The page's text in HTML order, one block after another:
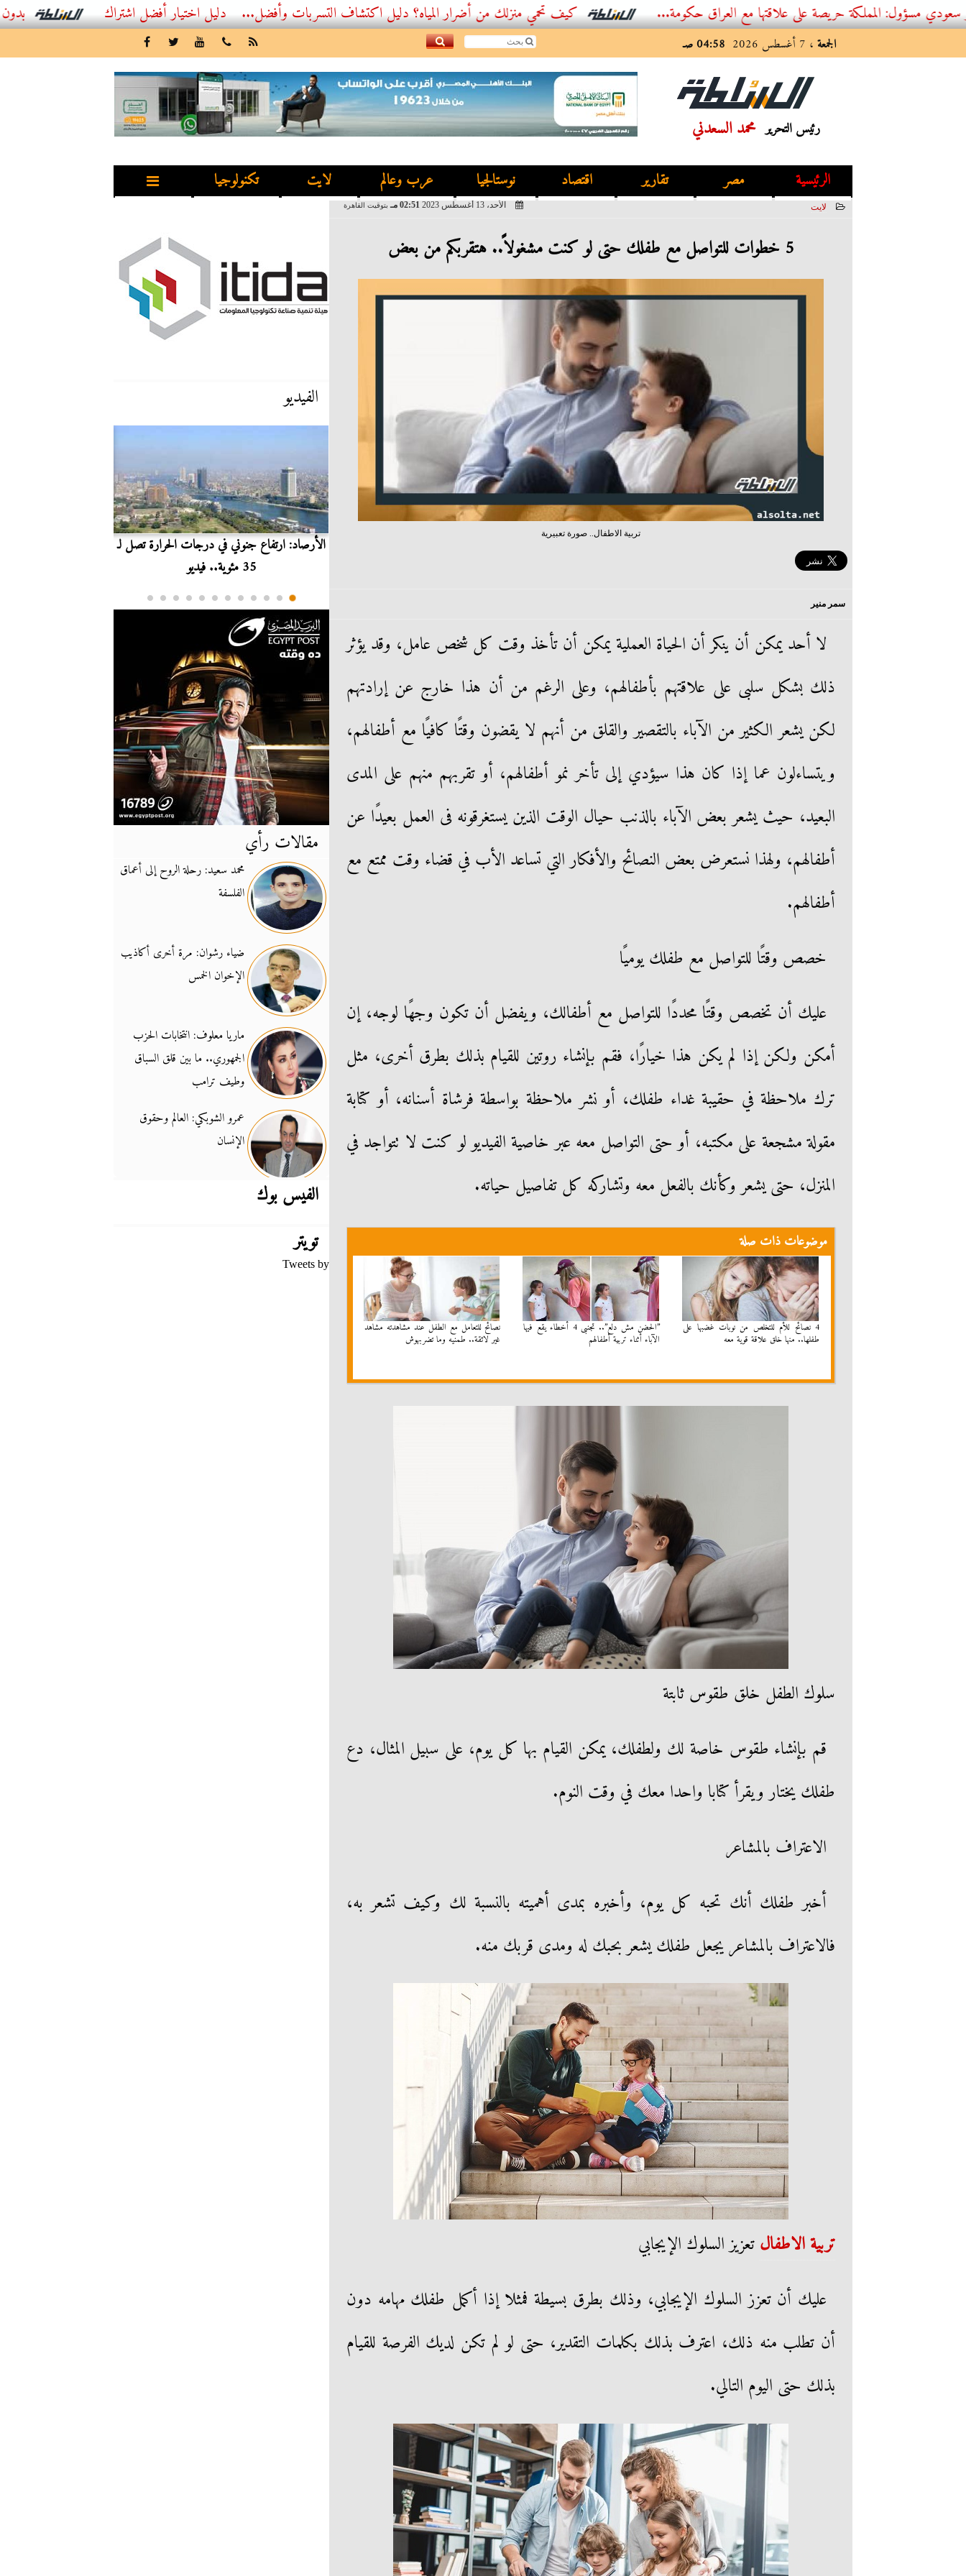
أفضل اشتراك IPTV بدون تقطيع 2026 – دليل المشاهد العصري حريصة على علاقتها مع العراق حكومة... كيف تحمي منزلك من أضرار المياه؟ دليل اكتشاف التسربات وأفضل...
الجمعة ، 7 أغسطس 2026 04:58 صـ
رئيس التحرير محمد السعدني
الرئيسية مصر تقارير اقتصاد نوستالجيا عرب وعالم لايت تكنولوجيا
لايت الأحد، 13 أغسطس 2023 02:51 مـ بتوقيت القاهرة
5 خطوات للتواصل مع طفلك حتى لو كنت مشغولاً.. هتقربكم من بعض
تربية الاطفال.. صورة تعبيرية
سمر منير
لا أحد يمكن أن ينكر أن الحياة العملية يمكن أن تأخذ وقت كل شخص عامل، وقد يؤثر
ذلك بشكل سلبى على علاقتهم بأطفالهم، وعلى الرغم من أن هذا خارج عن إرادتهم
لكن يشعر الكثير من الآباء بالتقصير والقلق من أنهم لا يقضون وقتًا كافيًا مع أطفالهم،
ويتساءلون عما إذا كان هذا سيؤدي إلى تأخر نمو أطفالهم، أو تقربهم منهم على المدى
البعيد، حيث يشعر بعض الآباء بالذنب حيال الوقت الذين يستغرقونه فى العمل بعيدًا عن
أطفالهم، ولهذا نستعرض بعض النصائح والأفكار التي تساعد الأب في قضاء وقت ممتع مع
أطفالهم.
خصص وقتًا للتواصل مع طفلك يوميًا
عليك أن تخصص وقتًا محددًا للتواصل مع أطفالك، ويفضل أن تكون وجهًا لوجه، إن
أمكن ولكن إذا لم يكن هذا خيارًا، فقم بإنشاء روتين للقيام بذلك بطرق أخرى، مثل
ترك ملاحظة في حقيبة غداء طفلك، أو نشر ملاحظة بواسطة فرشاة أسنانه، أو كتابة
مقولة مشجعة على مكتبه، أو حتى التواصل معه عبر خاصية الفيديو لو كنت لا تتواجد في
المنزل، حتى يشعر وكأنك بالفعل معه وتشاركه كل تفاصيل حياته.
موضوعات ذات صلة
4 نصائح للأم للتخلص من نوبات غضبها على
طفلها.. منها خلق علاقة قوية معه
”الحضن مش دلع”.. تجنبى 4 أخطاء يقع فيها
الآباء أثناء تربية أطفالهم
نصائح للتعامل مع الطفل عند مشاهدته مشاهد
غير لائقة.. طمنيه وما تضربهوش
سلوك الطفل خلق طقوس ثابتة
قم بإنشاء طقوس خاصة لك ولطفلك، يمكن القيام بها كل يوم، على سبيل المثال، دع
طفلك يختار ويقرأ كتابا واحدا معك في وقت النوم.
الاعتراف بالمشاعر
أخبر طفلك أنك تحبه كل يوم، وأخبره بمدى أهميته بالنسبة لك وكيف تشعر به،
فالاعتراف بالمشاعر يجعل طفلك يشعر بحبك له ومدى قربك منه.
تربية الاطفالتعزيز السلوك الإيجابي
عليك أن تعزز السلوك الإيجابي، وذلك بطرق بسيطة فمثلا إذا أكمل طفلك مهامه دون
أن تطلب منه ذلك، اعترف بذلك بكلمات التقدير، حتى لو لم تكن لديك الفرصة للقيام
بذلك حتى اليوم التالي.
الفيديو
الأرصاد: ارتفاع جنوني في درجات الحرارة تصل لـ
35 مئوية.. فيديو
مقالات رأي
محمد سعيد: رحلة الروح إلى أعماق
الفلسفة
ضياء رشوان: مرة أخرى أكاذيب
الإخوان الخمس
ماريا معلوف: انتخابات الحزب
الجمهوري.. ما بين قلق السباق
وطيف ترامب
عمرو الشوبكي: العالم وحقوق
الإنسان
الفيس بوك
تويتر
Tweets by